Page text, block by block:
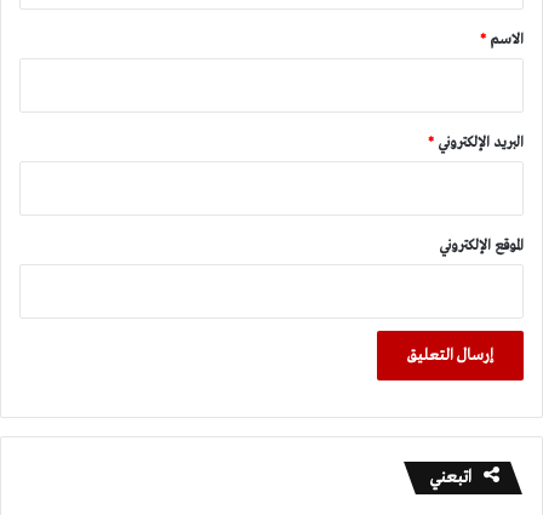
*
الاسم *
البريد الإلكتروني *
الموقع الإلكتروني
اتبعني